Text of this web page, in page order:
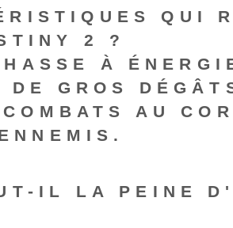
QUI
2 ?
À
GROS
AU
IL LA PEINE